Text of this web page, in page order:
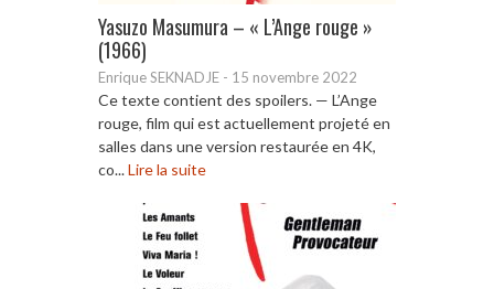
Yasuzo Masumura – « L’Ange rouge »
(1966)
Enrique SEKNADJE - 15 novembre 2022
Ce texte contient des spoilers. — L’Ange
rouge, film qui est actuellement projeté en
salles dans une version restaurée en 4K,
co...Lire la suite